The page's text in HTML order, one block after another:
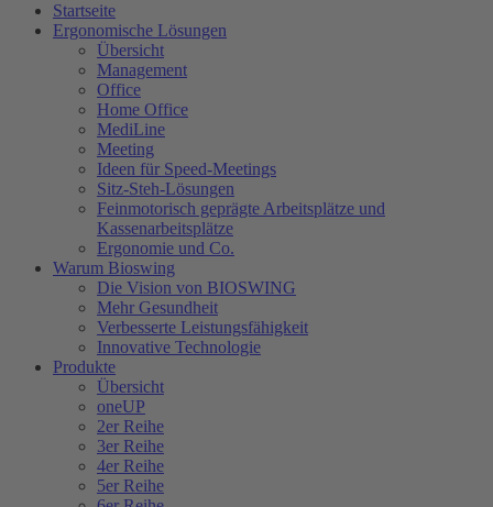
Startseite
Ergonomische Lösungen
Übersicht
Management
Office
Home Office
MediLine
Meeting
Ideen für Speed-Meetings
Sitz-Steh-Lösungen
Feinmotorisch geprägte Arbeitsplätze und
Kassenarbeitsplätze
Ergonomie und Co.
Warum Bioswing
Die Vision von BIOSWING
Mehr Gesundheit
Verbesserte Leistungsfähigkeit
Innovative Technologie
Produkte
Übersicht
oneUP
2er Reihe
3er Reihe
4er Reihe
5er Reihe